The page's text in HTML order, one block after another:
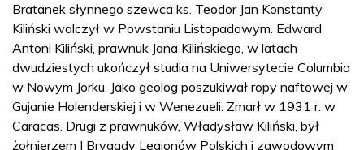
Bratanek słynnego szewca ks. Teodor Jan Konstanty
Kiliński walczył w Powstaniu Listopadowym. Edward
Antoni Kiliński, prawnuk Jana Kilińskiego, w latach
dwudziestych ukończył studia na Uniwersytecie Columbia
w Nowym Jorku. Jako geolog poszukiwał ropy naftowej w
Gujanie Holenderskiej i w Wenezueli. Zmarł w 1931 r. w
Caracas. Drugi z prawnuków, Władysław Kiliński, był
żołnierzem I Brygady Legionów Polskich i zawodowym